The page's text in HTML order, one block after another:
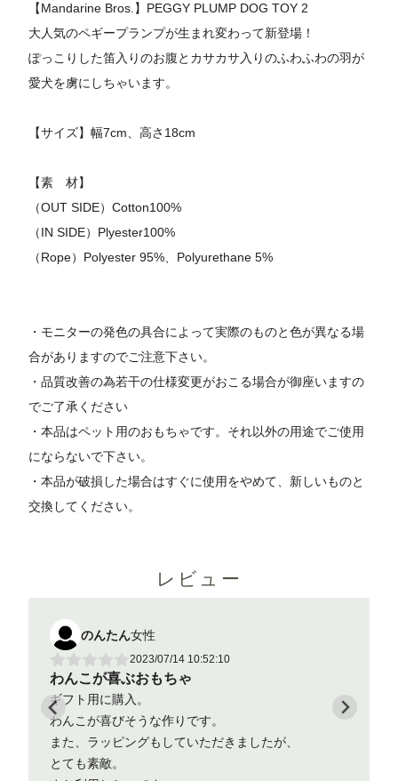
【Mandarine Bros.】PEGGY PLUMP DOG TOY 2
大人気のペギープランプが生まれ変わって新登場！
ぽっこりした笛入りのお腹とカサカサ入りのふわふわの羽が
愛犬を虜にしちゃいます。
【サイズ】幅7cm、高さ18cm
【素 材】
（OUT SIDE）Cotton100%
（IN SIDE）Plyester100%
（Rope）Polyester 95%、Polyurethane 5%
・モニターの発色の具合によって実際のものと色が異なる場
合がありますのでご注意下さい。
・品質改善の為若干の仕様変更がおこる場合が御座いますの
でご了承ください
・本品はペット用のおもちゃです。それ以外の用途でご使用
にならないで下さい。
・本品が破損した場合はすぐに使用をやめて、新しいものと
交換してください。
レビュー
のんたん女性
2023/07/14 10:52:10
わんこが喜ぶおもちゃ
ギフト用に購入。
わんこが喜びそうな作りです。
また、ラッピングもしていただきましたが、
とても素敵。